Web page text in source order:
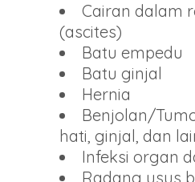
Cairan dalam
(ascites)
Batu empedu
Batu ginjal
Hernia
Benjolan/
hati, ginjal, dan
Infeksi organ
Radang usus